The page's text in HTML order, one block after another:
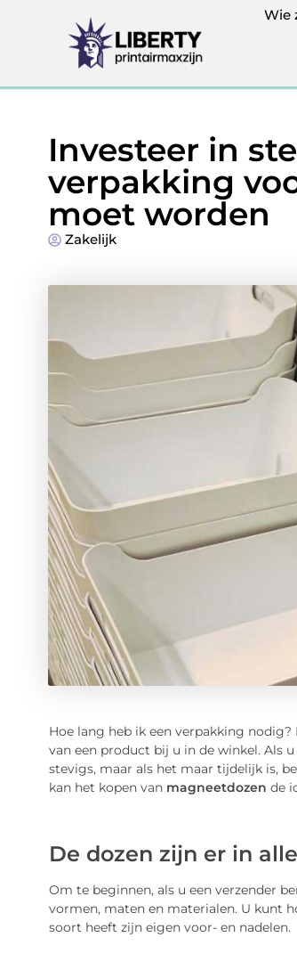
Wie
Investeer in
verpakking
moet worden
Zakelijk
Hoe lang heb ik een verpakking
van een product bij u in de winkel. Als
stevigs, maar als het maar tijdelijk is,
kan het kopen van magneetdozen de
De dozen zijn er in
Om te beginnen, als u een verzender
vormen, maten en materialen. U kunt
soort heeft zijn eigen voor- en nadelen.